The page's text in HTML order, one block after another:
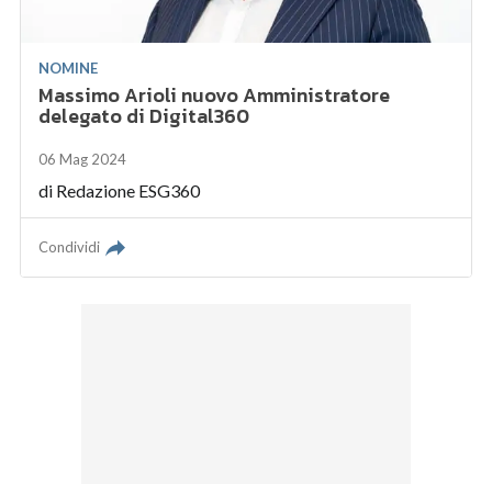
NOMINE
Massimo Arioli nuovo Amministratore
delegato di Digital360
06 Mag 2024
di Redazione ESG360
Condividi